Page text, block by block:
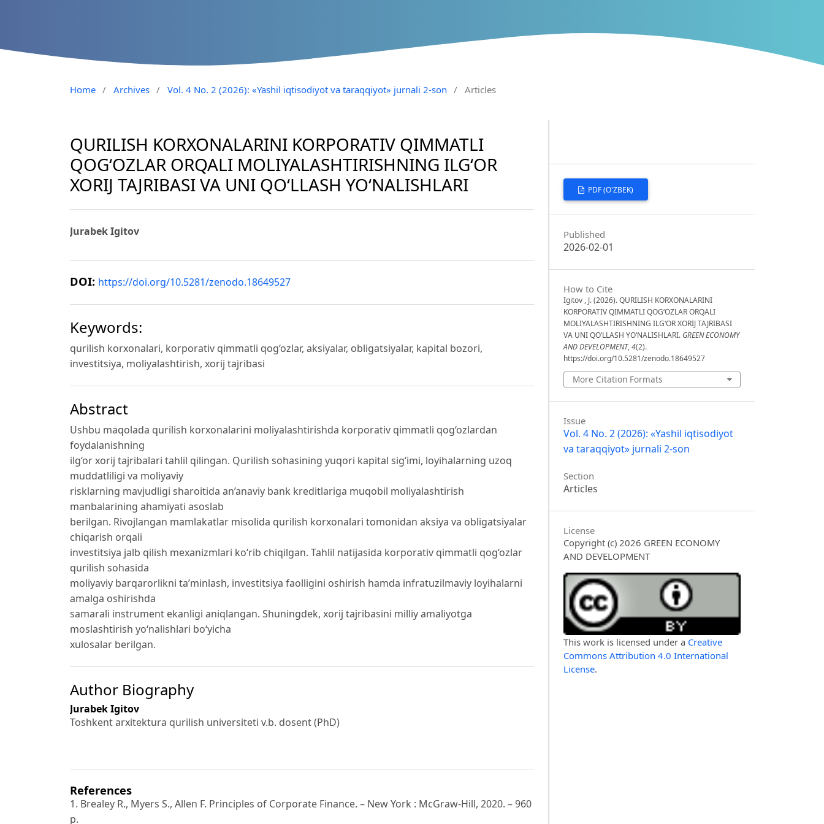
Home / Archives / Vol. 4 No. 2 (2026): «Yashil iqtisodiyot va taraqqiyot» jurnali 2-son / Articles
QURILISH KORXONALARINI KORPORATIV QIMMATLI
QOG‘OZLAR ORQALI MOLIYALASHTIRISHNING ILG‘OR
XORIJ TAJRIBASI VA UNI QO‘LLASH YO‘NALISHLARI
Jurabek Igitov
DOI: https://doi.org/10.5281/zenodo.18649527
Keywords:
qurilish korxonalari, korporativ qimmatli qog‘ozlar, aksiyalar, obligatsiyalar, kapital bozori,
investitsiya, moliyalashtirish, xorij tajribasi
Abstract
Ushbu maqolada qurilish korxonalarini moliyalashtirishda korporativ qimmatli qog‘ozlardan
foydalanishning
ilg‘or xorij tajribalari tahlil qilingan. Qurilish sohasining yuqori kapital sig‘imi, loyihalarning uzoq
muddatliligi va moliyaviy
risklarning mavjudligi sharoitida an’anaviy bank kreditlariga muqobil moliyalashtirish
manbalarining ahamiyati asoslab
berilgan. Rivojlangan mamlakatlar misolida qurilish korxonalari tomonidan aksiya va obligatsiyalar
chiqarish orqali
investitsiya jalb qilish mexanizmlari ko‘rib chiqilgan. Tahlil natijasida korporativ qimmatli qog‘ozlar
qurilish sohasida
moliyaviy barqarorlikni ta’minlash, investitsiya faolligini oshirish hamda infratuzilmaviy loyihalarni
amalga oshirishda
samarali instrument ekanligi aniqlangan. Shuningdek, xorij tajribasini milliy amaliyotga
moslashtirish yo‘nalishlari bo‘yicha
xulosalar berilgan.
Author Biography
Jurabek Igitov
Toshkent arxitektura qurilish universiteti v.b. dosent (PhD)
References
1. Brealey R., Myers S., Allen F. Principles of Corporate Finance. – New York : McGraw-Hill, 2020. – 960
p.
PDF (O'ZBEK)
Published
2026-02-01
How to Cite
Igitov , J. (2026). QURILISH KORXONALARINI
KORPORATIV QIMMATLI QOG‘OZLAR ORQALI
MOLIYALASHTIRISHNING ILG‘OR XORIJ TAJRIBASI
VA UNI QO‘LLASH YO‘NALISHLARI. GREEN ECONOMY
AND DEVELOPMENT,4(2).
https://doi.org/10.5281/zenodo.18649527
More Citation Formats
Issue
Vol. 4 No. 2 (2026): «Yashil iqtisodiyot
va taraqqiyot» jurnali 2-son
Section
Articles
License
Copyright (c) 2026 GREEN ECONOMY
AND DEVELOPMENT
This work is licensed under a Creative
Commons Attribution 4.0 International
License.